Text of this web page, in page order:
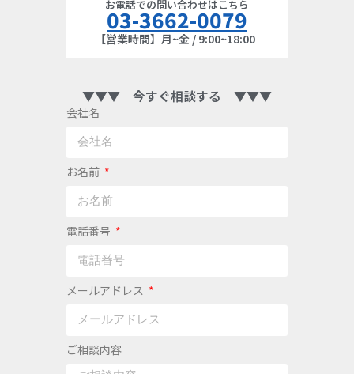
お電話での問い合わせはこちら
03-3662-0079
【営業時間】月~金 / 9:00~18:00
▼▼▼ 今すぐ相談する ▼▼▼
会社名
お名前
電話番号
メールアドレス
ご相談内容